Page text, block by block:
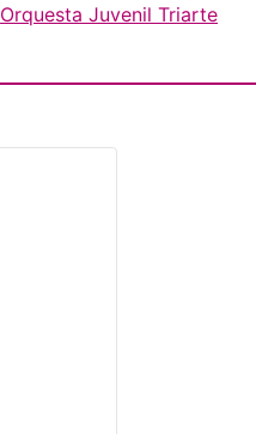
Orquesta Juvenil Triarte